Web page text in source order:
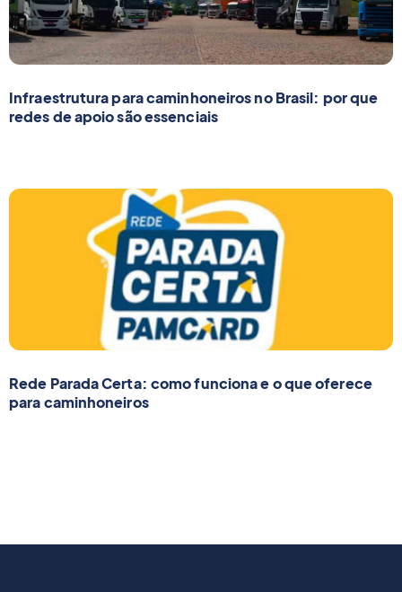
Infraestrutura para caminhoneiros no Brasil: por que
redes de apoio são essenciais
Rede Parada Certa: como funciona e o que oferece
para caminhoneiros